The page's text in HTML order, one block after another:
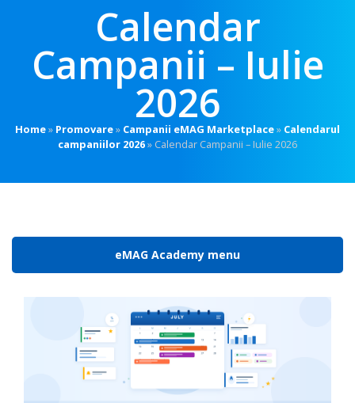
Calendar
Campanii – Iulie
2026
Home» Promovare» Campanii eMAG Marketplace» Calendarul
campaniilor 2026» Calendar Campanii – Iulie 2026
eMAG Academy menu